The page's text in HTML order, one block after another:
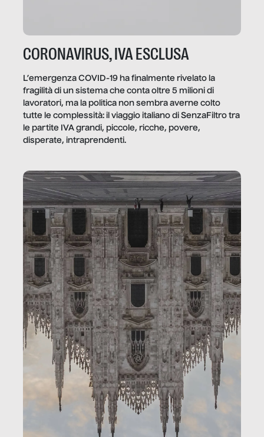
CORONAVIRUS, IVA ESCLUSA
L’emergenza COVID-19 ha finalmente rivelato la
fragilità di un sistema che conta oltre 5 milioni di
lavoratori, ma la politica non sembra averne colto
tutte le complessità: il viaggio italiano di SenzaFiltro tra
le partite IVA grandi, piccole, ricche, povere,
disperate, intraprendenti.